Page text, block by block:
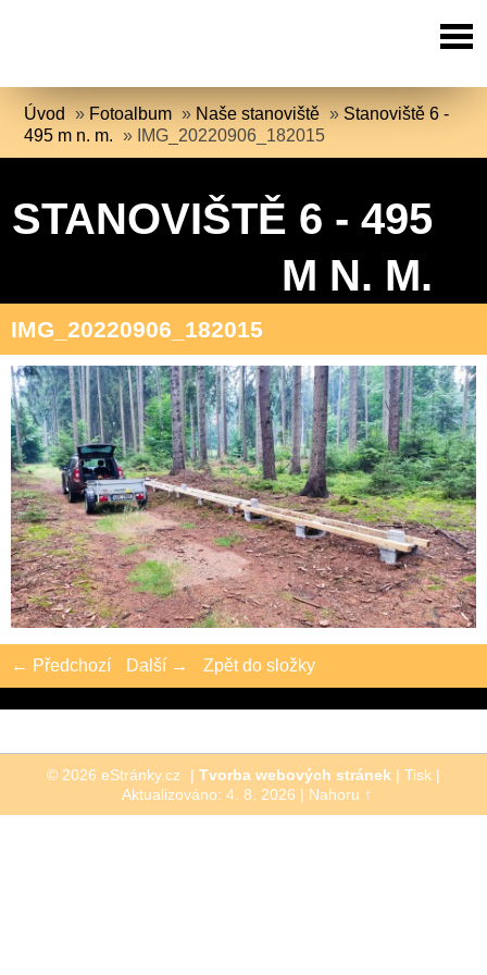
Úvod » Fotoalbum » Naše stanoviště » Stanoviště 6 -
495 m n. m. » IMG_20220906_182015
STANOVIŠTĚ 6 - 495
M N. M.
IMG_20220906_182015
← Předchozí Další → Zpět do složky
© 2026 eStránky.cz | Tvorba webových stránek | Tisk |
Aktualizováno: 4. 8. 2026 | Nahoru ↑